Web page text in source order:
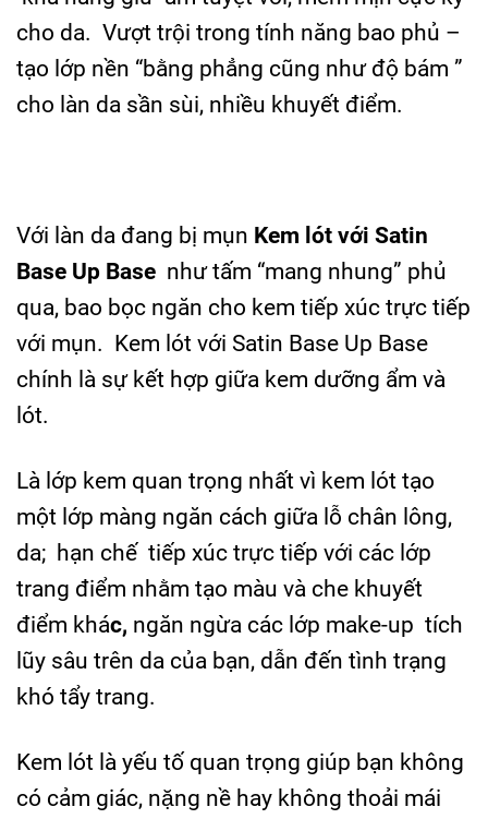
cho da. Vượt trội trong tính năng bao phủ –
tạo lớp nền “bằng phẳng cũng như độ bám ”
cho làn da sần sùi, nhiều khuyết điểm.
Với làn da đang bị mụn Kem lót với Satin
Base Up Base như tấm “mang nhung” phủ
qua, bao bọc ngăn cho kem tiếp xúc trực tiếp
với mụn. Kem lót với Satin Base Up Base
chính là sự kết hợp giữa kem dưỡng ẩm và
lót.
Là lớp kem quan trọng nhất vì kem lót tạo
một lớp màng ngăn cách giữa lỗ chân lông,
da; hạn chế tiếp xúc trực tiếp với các lớp
trang điểm nhằm tạo màu và che khuyết
điểm khác, ngăn ngừa các lớp make-up tích
lũy sâu trên da của bạn, dẫn đến tình trạng
khó tẩy trang.
Kem lót là yếu tố quan trọng giúp bạn không
có cảm giác, nặng nề hay không thoải mái